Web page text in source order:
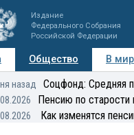
Издание
Федерального Собрания
Российской Федерации
Общество В
Мнения Регионы
назад Соцфонд: Средняя
Пенсию по старости
Как изменятся